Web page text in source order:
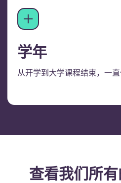
学年
从开学到大学课程结束，一
查看我们所